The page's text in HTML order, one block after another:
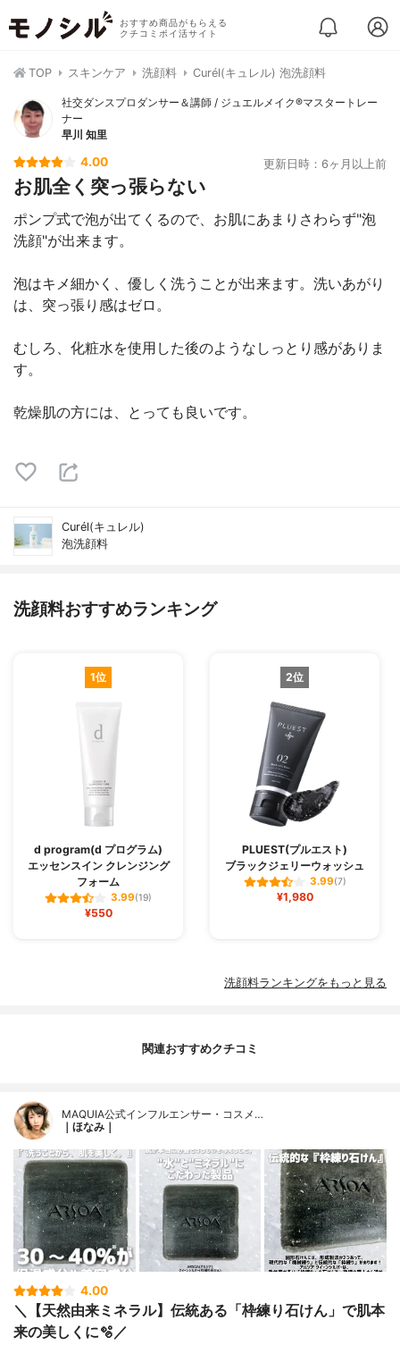
おすすめ商品がもらえる
クチコミポイ活サイト
TOP スキンケア 洗顔料 Curél(キュレル) 泡洗顔料
社交ダンスプロダンサー＆講師 / ジュエルメイク®マスタートレー
ナー
早川 知里
4.00 更新日時：6ヶ月以上前
お肌全く突っ張らない
ポンプ式で泡が出てくるので、お肌にあまりさわらず"泡
洗顔"が出来ます。
泡はキメ細かく、優しく洗うことが出来ます。洗いあがり
は、突っ張り感はゼロ。
むしろ、化粧水を使用した後のようなしっとり感がありま
す。
乾燥肌の方には、とっても良いです。
Curél(キュレル)
泡洗顔料
洗顔料おすすめランキング
1位
d program(d プログラム)
エッセンスイン クレンジング
フォーム
3.99(19)
¥550
2位
PLUEST(プルエスト)
ブラックジェリーウォッシュ
3.99(7)
¥1,980
洗顔料ランキングをもっと見る
関連おすすめクチコミ
MAQUIA公式インフルエンサー・コスメ…
｜ほなみ｜
4.00
＼【天然由来ミネラル】伝統ある「枠練り石けん」で肌本
来の美しくに🫧／